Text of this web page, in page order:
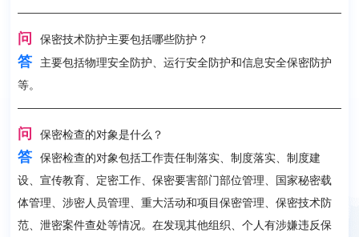
问 保密技术防护主要包括哪些防护？
答 主要包括物理安全防护、运行安全防护和信息安全保密防护
等。
问 保密检查的对象是什么？
答 保密检查的对象包括工作责任制落实、制度落实、制度建
设、宣传教育、定密工作、保密要害部门部位管理、国家秘密载
体管理、涉密人员管理、重大活动和项目保密管理、保密技术防
范、泄密案件查处等情况。在发现其他组织、个人有涉嫌违反保